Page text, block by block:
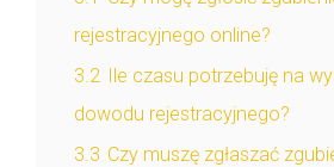
rejestracyjnego online?
3.2 Ile czasu potrzebuję na
dowodu rejestracyjnego?
3.3 Czy muszę zgłaszać